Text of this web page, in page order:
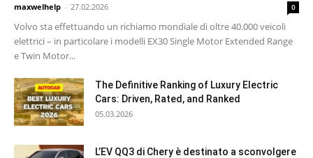
maxwelhelp - 27.02.2026 0
Volvo sta effettuando un richiamo mondiale di oltre 40.000 veicoli
elettrici – in particolare i modelli EX30 Single Motor Extended Range
e Twin Motor...
The Definitive Ranking of Luxury Electric
Cars: Driven, Rated, and Ranked
05.03.2026
L’EV QQ3 di Chery è destinato a sconvolgere